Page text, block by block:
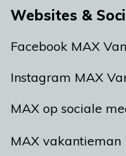
Websites &
Facebook MAX
Instagram MAX
MAX op sociale
MAX vakantieman